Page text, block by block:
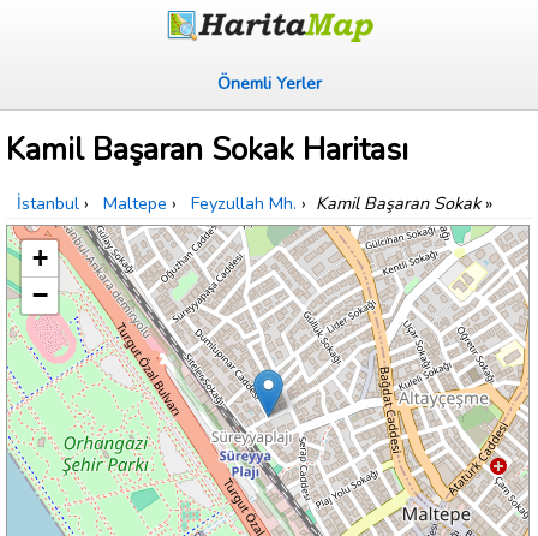
Önemli Yerler
Kamil Başaran Sokak Haritası
İstanbul › Maltepe › Feyzullah Mh. › Kamil Başaran Sokak»
+
−